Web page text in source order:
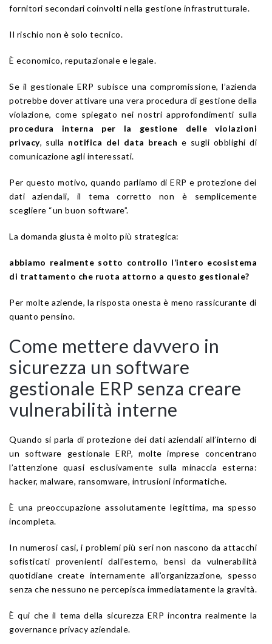
fornitori secondari coinvolti nella gestione infrastrutturale.
Il rischio non è solo tecnico.
È economico, reputazionale e legale.
Se il gestionale ERP subisce una compromissione, l’azienda
potrebbe dover attivare una vera procedura di gestione della
violazione, come spiegato nei nostri approfondimenti sulla
procedura interna per la gestione delle violazioni
privacy, sulla notifica del data breach e sugli obblighi di
comunicazione agli interessati.
Per questo motivo, quando parliamo di ERP e protezione dei
dati aziendali, il tema corretto non è semplicemente
scegliere “un buon software”.
La domanda giusta è molto più strategica:
abbiamo realmente sotto controllo l’intero ecosistema
di trattamento che ruota attorno a questo gestionale?
Per molte aziende, la risposta onesta è meno rassicurante di
quanto pensino.
Come mettere davvero in
sicurezza un software
gestionale ERP senza creare
vulnerabilità interne
Quando si parla di protezione dei dati aziendali all’interno di
un software gestionale ERP, molte imprese concentrano
l’attenzione quasi esclusivamente sulla minaccia esterna:
hacker, malware, ransomware, intrusioni informatiche.
È una preoccupazione assolutamente legittima, ma spesso
incompleta.
In numerosi casi, i problemi più seri non nascono da attacchi
sofisticati provenienti dall’esterno, bensì da vulnerabilità
quotidiane create internamente all’organizzazione, spesso
senza che nessuno ne percepisca immediatamente la gravità.
È qui che il tema della sicurezza ERP incontra realmente la
governance privacy aziendale.